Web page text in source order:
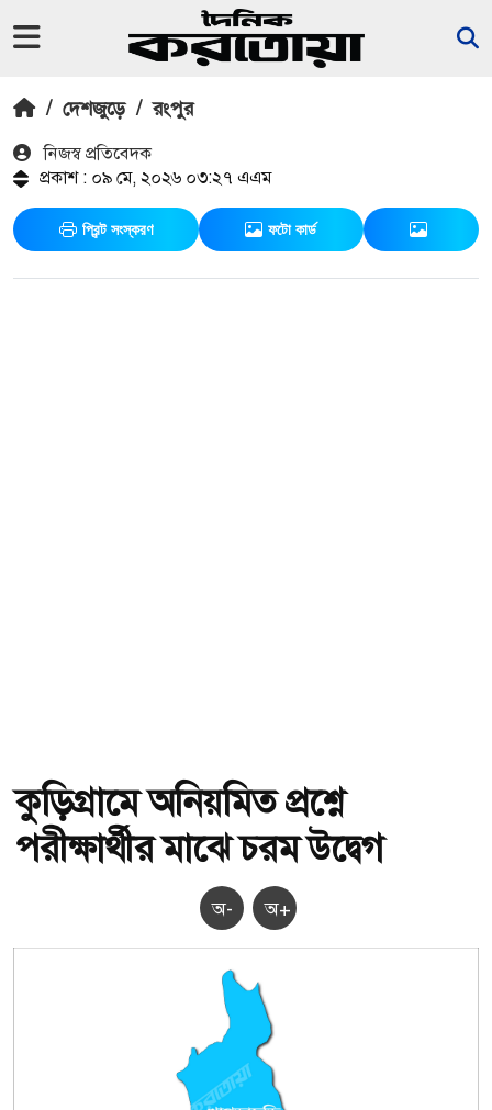
/ দেশজুড়ে / রংপুর
নিজস্ব প্রতিবেদক
প্রকাশ : ০৯ মে, ২০২৬ ০৩:২৭ এএম
প্রিন্ট সংস্করণ ফটো কার্ড
কুড়িগ্রামে অনিয়মিত প্রশ্নে
পরীক্ষার্থীর মাঝে চরম উদ্বেগ
অ- অ+